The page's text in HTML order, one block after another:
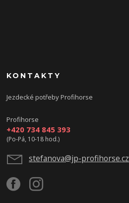
KONTAKTY
Jezdecké potřeby Profihorse
Profihorse
+420 734 845 393
(Po-Pá, 10-18 hod.)
stefanova@jp-profihorse.cz